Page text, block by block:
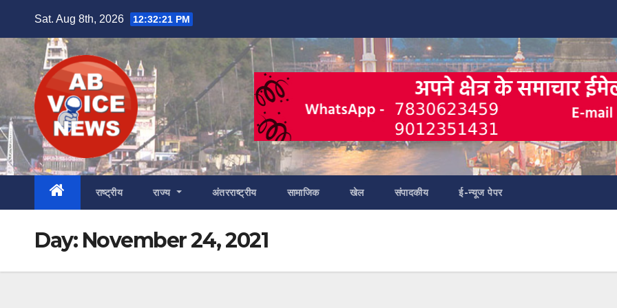
content
Sat. Aug 8th, 2026 12:32:23 PM
राष्ट्रीय राज्य अंतरराष्ट्रीय सामाजिक खेल संपादकीय ई-न्यूज पेपर
Day: November 24, 2021